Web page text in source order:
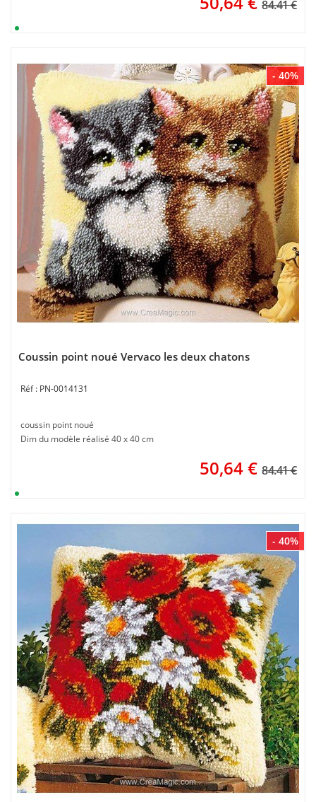
84.41 €
- 40%
Coussin point noué Vervaco les deux chatons
PN-0014131
coussin point noué
Dim du modèle réalisé 40 x 40 cm
50,64€ 84.41 €
- 40%